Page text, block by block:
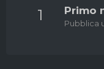
1 Primo
Pubblica